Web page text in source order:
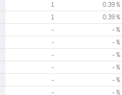
1 0.39 %
1 0.39 %
- - %
- - %
- - %
- - %
- - %
- - %